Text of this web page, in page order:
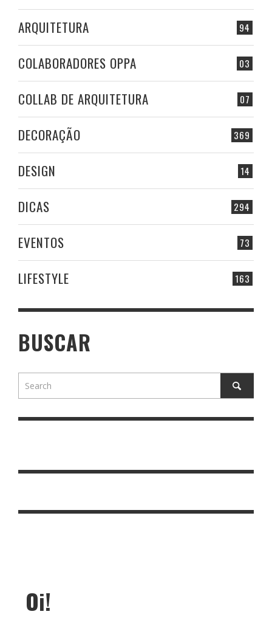
94
ARQUITETURA
03
COLABORADORES OPPA
07
COLLAB DE ARQUITETURA
369
DECORAÇÃO
14
DESIGN
294
DICAS
73
EVENTOS
163
LIFESTYLE
BUSCAR
Oi!